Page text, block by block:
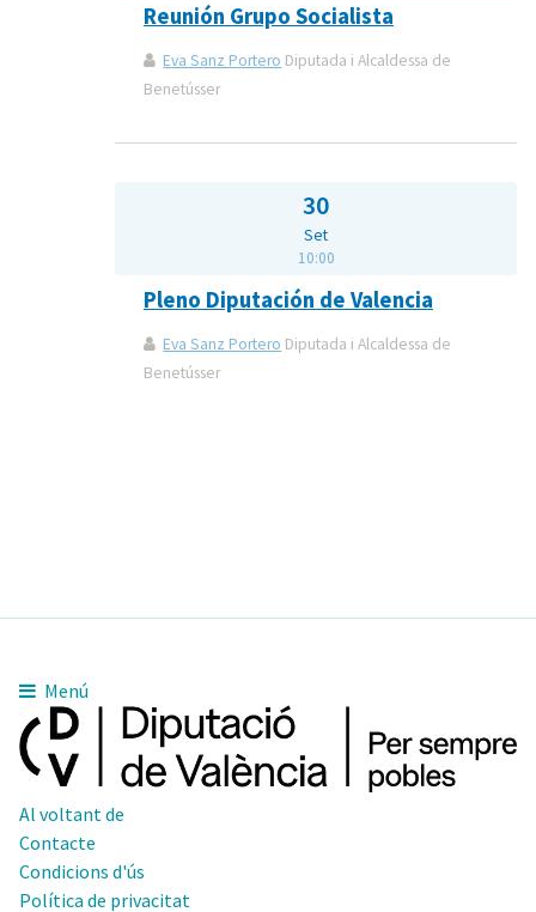
Reunión Grupo Socialista
Eva Sanz Portero Diputada i Alcaldessa de
Benetússer
30
Set
10:00
Pleno Diputación de Valencia
Eva Sanz Portero Diputada i Alcaldessa de
Benetússer
Menú
Al voltant de
Contacte
Condicions d'ús
Política de privacitat